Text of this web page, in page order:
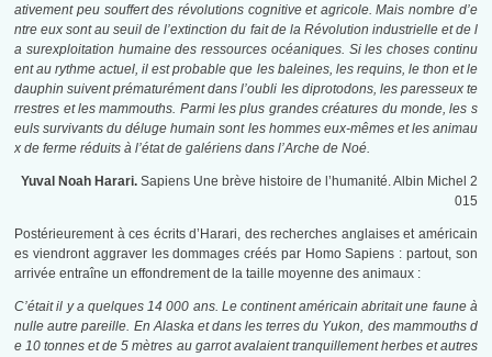
ativement peu souffert des révolutions cognitive et agricole. Mais nombre d’e
ntre eux sont au seuil de l’extinction du fait de la Révolution industrielle et de l
a surexploitation humaine des ressources océaniques. Si les choses continu
ent au rythme actuel, il est probable que les baleines, les requins, le thon et le
dauphin suivent prématurément dans l’oubli les diprotodons, les paresseux te
rrestres et les mammouths. Parmi les plus grandes créatures du monde, les s
euls survivants du déluge humain sont les hommes eux-mêmes et les animau
x de ferme réduits à l’état de galériens dans l’Arche de Noé.
Yuval Noah Harari. Sapiens Une brève histoire de l’humanité. Albin Michel 2
015
Postérieurement à ces écrits d’Harari, des recherches anglaises et américain
es viendront aggraver les dommages créés par Homo Sapiens : partout, son
arrivée entraîne un effondrement de la taille moyenne des animaux :
C’était il y a quelques 14 000 ans. Le continent américain abritait une faune à
nulle autre pareille. En Alaska et dans les terres du Yukon, des mammouths d
e 10 tonnes et de 5 mètres au garrot avalaient tranquillement herbes et autres